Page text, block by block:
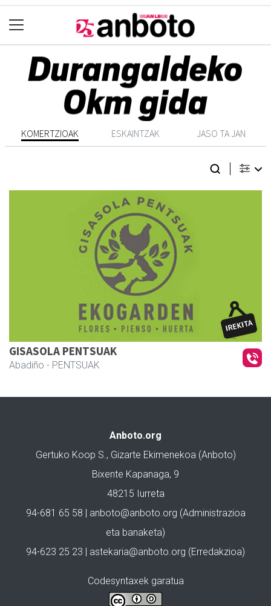
KOMERTZIOAK ESKAINTZAK JASO TA JAN
GISASOLA PENTSUAK
Abadiño - PENTSUAK
Anboto.org
Gertuko Koop S., Gizarte Ekimenekoa (Anboto)
Bixente Kapanaga, 9
48215 Iurreta
94-681 65 58 | anboto@anboto.org (Administrazioa
eta banaketa)
94-623 25 23 | astekaria@anboto.org (Erredakzioa)
Codesyntaxek garatua